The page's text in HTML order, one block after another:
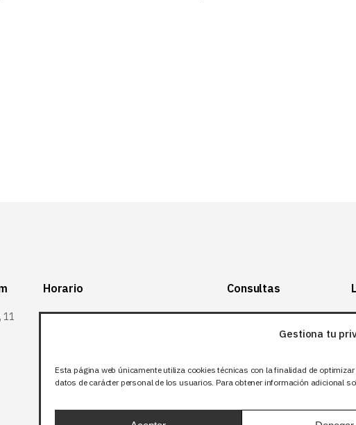
Gestiona tu
Esta página web únicamente utiliza cookies técnicas con la finalidad de
datos de carácter personal de los usuarios. Para obtener información adicional
11
Horario
Lunes-Viernes:
Cerrado
Consultas
+34 966 28 88
12
info@bjflighting.com